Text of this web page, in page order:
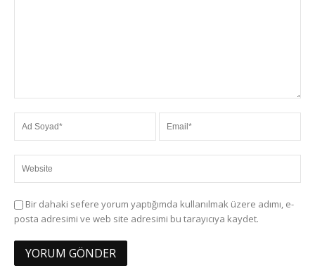
Bir dahaki sefere yorum yaptığımda kullanılmak üzere adımı, e-
posta adresimi ve web site adresimi bu tarayıcıya kaydet.